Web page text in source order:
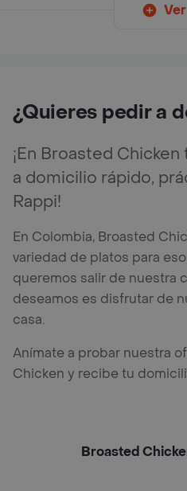
¿Quieres pedir a
¡En Broasted
a domicilio rápido,
Rappi!
En Colombia, Broasted
variedad de platos para
queremos salir de nuestra
deseamos es disfrutar de
casa.
Anímate a probar nuestra
Chicken y recibe tu
Broasted